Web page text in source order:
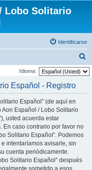
Lobo Solitario
Identificarse
u
Idioma:
Español - Registro
Español” (de aquí en
Aon Español / Lobo Solitario
usted acuerda estar
En caso contrario por favor no
Solitario Español”. Podemos
intentaríamos avisarle, sin
cuenta periódicamente.
Solitario Español” después
sometido a esos